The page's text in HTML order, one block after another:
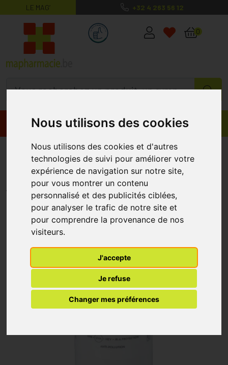
Nous utilisons des cookies
Nous utilisons des cookies et d'autres
technologies de suivi pour améliorer votre
expérience de navigation sur notre site,
pour vous montrer un contenu
personnalisé et des publicités ciblées,
pour analyser le trafic de notre site et
pour comprendre la provenance de nos
visiteurs.
J'accepte
Je refuse
Changer mes préférences
LE MAG’ +32 4 263 56 12
MaPharmacie.be ma santé, mes
0
Promos Produits
BabÉ Sun Invisible Face
Protector Stick Spf50 30g